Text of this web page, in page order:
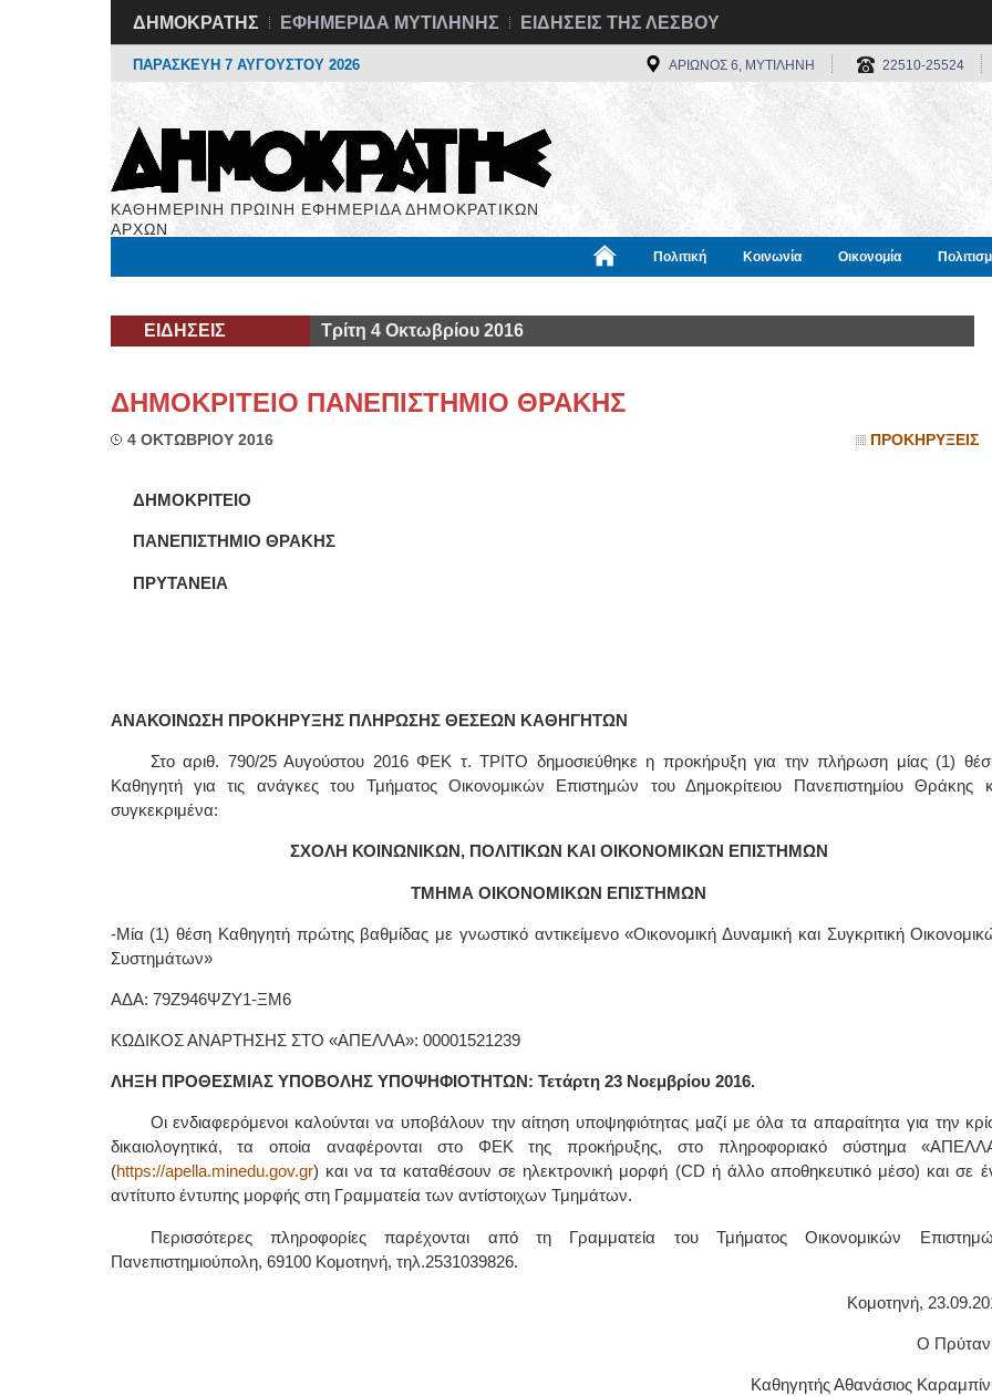
ΔΗΜΟΚΡΑΤΗΣ ΕΦΗΜΕΡΙΔΑ ΜΥΤΙΛΗΝΗΣ ΕΙΔΗΣΕΙΣ ΤΗΣ ΛΕΣΒΟΥ
ΠΑΡΑΣΚΕΥΗ 7 ΑΥΓΟΥΣΤΟΥ 2026 ΑΡΙΩΝΟΣ 6, ΜΥΤΙΛΗΝΗ 22510-25524
ΚΑΘΗΜΕΡΙΝΗ ΠΡΩΙΝΗ ΕΦΗΜΕΡΙΔΑ ΔΗΜΟΚΡΑΤΙΚΩΝ
ΑΡΧΩΝ
Πολιτική Κοινωνία Οικονομία
ΕΙΔΗΣΕΙΣ Τρίτη 4 Οκτωβρίου 2016
ΔΗΜΟΚΡΙΤΕΙΟ ΠΑΝΕΠΙΣΤΗΜΙΟ ΘΡΑΚΗΣ
4 ΟΚΤΩΒΡΙΟΥ 2016 ΠΡΟΚΗΡΥΞΕΙΣ
ΔΗΜΟΚΡΙΤΕΙΟ
ΠΑΝΕΠΙΣΤΗΜΙΟ ΘΡΑΚΗΣ
ΠΡΥΤΑΝΕΙΑ
ΑΝΑΚΟΙΝΩΣΗ ΠΡΟΚΗΡΥΞΗΣ ΠΛΗΡΩΣΗΣ ΘΕΣΕΩΝ ΚΑΘΗΓΗΤΩΝ
Στο αριθ. 790/25 Αυγούστου 2016 ΦΕΚ τ. ΤΡΙΤΟ δημοσιεύθηκε η προκήρυξη για την πλήρωση μίας (1)
Καθηγητή για τις ανάγκες του Τμήματος Οικονομικών Επιστημών του Δημοκρίτειου Πανεπιστημίου Θράκης
συγκεκριμένα:
ΣΧΟΛΗ ΚΟΙΝΩΝΙΚΩΝ, ΠΟΛΙΤΙΚΩΝ ΚΑΙ ΟΙΚΟΝΟΜΙΚΩΝ ΕΠΙΣΤΗΜΩΝ
ΤΜΗΜΑ ΟΙΚΟΝΟΜΙΚΩΝ ΕΠΙΣΤΗΜΩΝ
-Μία (1) θέση Καθηγητή πρώτης βαθμίδας με γνωστικό αντικείμενο «Οικονομική Δυναμική και Συγκριτική
Συστημάτων»
ΑΔΑ: 79Ζ946ΨΖΥ1-ΞΜ6
ΚΩΔΙΚΟΣ ΑΝΑΡΤΗΣΗΣ ΣΤΟ «ΑΠΕΛΛΑ»: 00001521239
ΛΗΞΗ ΠΡΟΘΕΣΜΙΑΣ ΥΠΟΒΟΛΗΣ ΥΠΟΨΗΦΙΟΤΗΤΩΝ: Τετάρτη 23 Νοεμβρίου 2016.
Οι ενδιαφερόμενοι καλούνται να υποβάλουν την αίτηση υποψηφιότητας μαζί με όλα τα απαραίτητα για την
δικαιολογητικά, τα οποία αναφέρονται στο ΦΕΚ της προκήρυξης, στο πληροφοριακό σύστημα
(https://apella.minedu.gov.gr) και να τα καταθέσουν σε ηλεκτρονική μορφή (CD ή άλλο αποθηκευτικό μέσο) και σε
αντίτυπο έντυπης μορφής στη Γραμματεία των αντίστοιχων Τμημάτων.
Περισσότερες πληροφορίες παρέχονται από τη Γραμματεία του Τμήματος Οικονομικών
Πανεπιστημιούπολη, 69100 Κομοτηνή, τηλ.2531039826.
Κομοτηνή,
Ο
Καθηγητής Αθανάσιος
Πανεπιστημίου Αθηνών
Καλλιπόλεως 3,Νέα Σμύρνη,
τηλ:210-9320215
Καβέτσου 10, Μυτιλήνη, τηλ:
2251038065
Χειρουργός Ωτορινολαρυγγολόγος
Διδ.Παν.Αθηνών
Πάρνηθας 95-97 Αχαρναί
2102467085 & 6938502258